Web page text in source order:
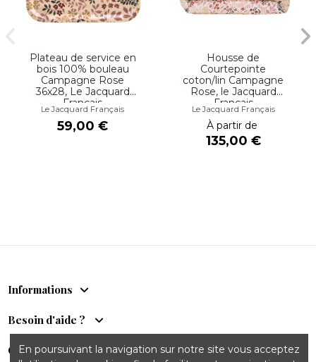
Plateau de service en
bois 100% bouleau
Campagne Rose
36x28, Le Jacquard
Français
Le Jacquard Français
59,00 €
Housse de
Courtepointe
coton/lin Campagne
Rose, le Jacquard
Français
Le Jacquard Français
À partir de
135,00 €
Informations
Besoin d'aide ?
Comptoir du Sud
En poursuivant la navigation sur notre site vous acceptez